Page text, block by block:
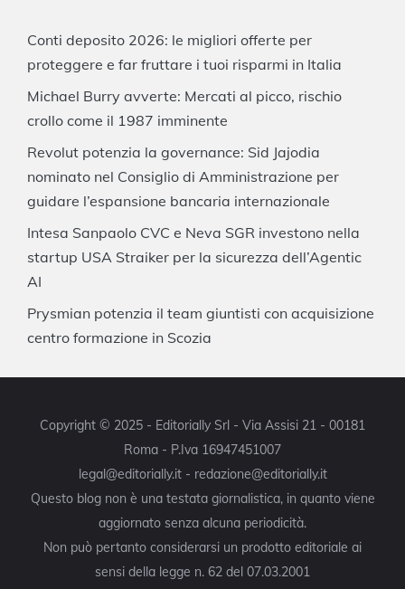
Conti deposito 2026: le migliori offerte per
proteggere e far fruttare i tuoi risparmi in Italia
Michael Burry avverte: Mercati al picco, rischio
crollo come il 1987 imminente
Revolut potenzia la governance: Sid Jajodia
nominato nel Consiglio di Amministrazione per
guidare l’espansione bancaria internazionale
Intesa Sanpaolo CVC e Neva SGR investono nella
startup USA Straiker per la sicurezza dell’Agentic
AI
Prysmian potenzia il team giuntisti con acquisizione
centro formazione in Scozia
Copyright © 2025 - Editorially Srl - Via Assisi 21 - 00181
Roma - P.Iva 16947451007
legal@editorially.it - redazione@editorially.it
Questo blog non è una testata giornalistica, in quanto viene
aggiornato senza alcuna periodicità.
Non può pertanto considerarsi un prodotto editoriale ai
sensi della legge n. 62 del 07.03.2001